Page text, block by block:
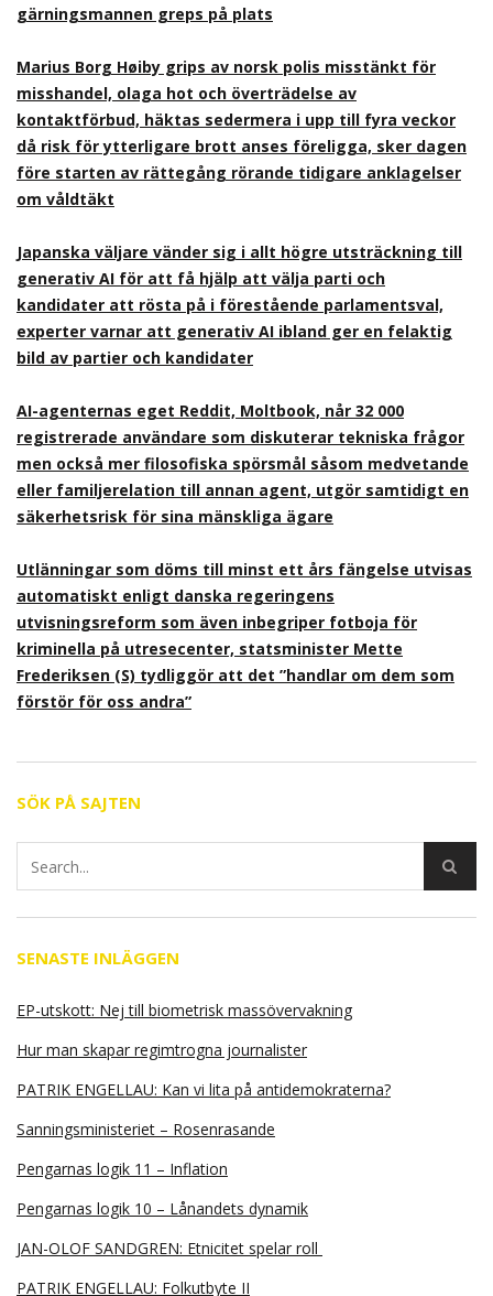
gärningsmannen greps på plats
Marius Borg Høiby grips av norsk polis misstänkt för
misshandel, olaga hot och överträdelse av
kontaktförbud, häktas sedermera i upp till fyra veckor
då risk för ytterligare brott anses föreligga, sker dagen
före starten av rättegång rörande tidigare anklagelser
om våldtäkt
Japanska väljare vänder sig i allt högre utsträckning till
generativ AI för att få hjälp att välja parti och
kandidater att rösta på i förestående parlamentsval,
experter varnar att generativ AI ibland ger en felaktig
bild av partier och kandidater
AI-agenternas eget Reddit, Moltbook, når 32 000
registrerade användare som diskuterar tekniska frågor
men också mer filosofiska spörsmål såsom medvetande
eller familjerelation till annan agent, utgör samtidigt en
säkerhetsrisk för sina mänskliga ägare
Utlänningar som döms till minst ett års fängelse utvisas
automatiskt enligt danska regeringens
utvisningsreform som även inbegriper fotboja för
kriminella på utresecenter, statsminister Mette
Frederiksen (S) tydliggör att det ”handlar om dem som
förstör för oss andra”
SÖK PÅ SAJTEN
SENASTE INLÄGGEN
EP-utskott: Nej till biometrisk massövervakning
Hur man skapar regimtrogna journalister
PATRIK ENGELLAU: Kan vi lita på antidemokraterna?
Sanningsministeriet – Rosenrasande
Pengarnas logik 11 – Inflation
Pengarnas logik 10 – Lånandets dynamik
JAN-OLOF SANDGREN: Etnicitet spelar roll
PATRIK ENGELLAU: Folkutbyte II